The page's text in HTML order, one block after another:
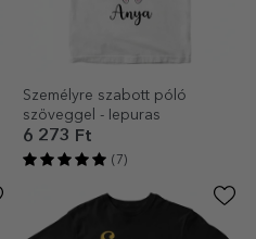
Személyre szabott póló
szöveggel - Iepuras
6 273 Ft
(7)